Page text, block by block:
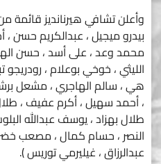
بيدرو ميجيل ، عبدالكريم حسن
محمد وعد ، على أسد ، حسن
الليثي ، خوخي بوعلام ، رودريجو
هي ، سالم الهاجري ، مشعل
، أحمد سهيل ، أكرم عفيف ،
طلال بهزاد ، يوسف عبدالله
النصر ، حسام كمال ، مصعب
عبدالرزاق ، غيليرمي توريس ).